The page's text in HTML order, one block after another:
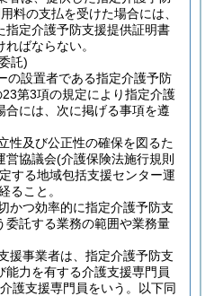
料の支払を受けた場合には、
指定介護予防支援提供証明書
ばならない。
託)
の設置者である指定介護予防
第3項の規定により指定介護
には、次に掲げる事項を遵
性及び公正性の確保を図るた
営協議会(介護保険法施行規則
する地域包括支援センター運
ること。
かつ効率的に指定介護予防支
委託する業務の範囲や業務量
援事業者は、指定介護予防支
力を有する介護支援専門員
護支援専門員をいう。以下同